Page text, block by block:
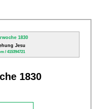
Jesu
/ 415394721
1830